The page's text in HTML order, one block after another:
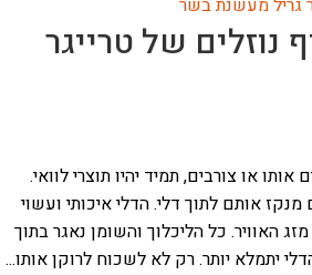
נוזלים של טרייגר
או צורבים, תמיד יהיו תוצרי לוואי.
אותם לתוך דלי. הדלי איכותי ועשוי
האוויר. כל הליכלוך והשומן נאגר בתוך
יתמלא יותר. רק לא לשכוח לרוקן אותו...